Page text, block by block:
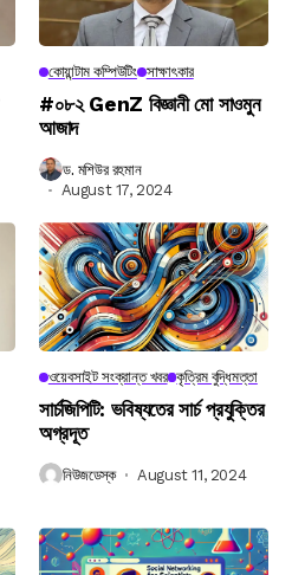
কোয়ান্টাম কম্পিউটিং সাক্ষাৎকার
#০৮২ GenZ বিজ্ঞানী মো সাওমুন
আজাদ
ড. মশিউর রহমান
August 17, 2024
ওয়েবসাইট সংক্রান্ত খবর কৃত্রিম বুদ্ধিমত্তা
সার্চজিপিটি: ভবিষ্যতের সার্চ প্রযুক্তির
অগ্রদূত
নিউজডেস্ক August 11, 2024